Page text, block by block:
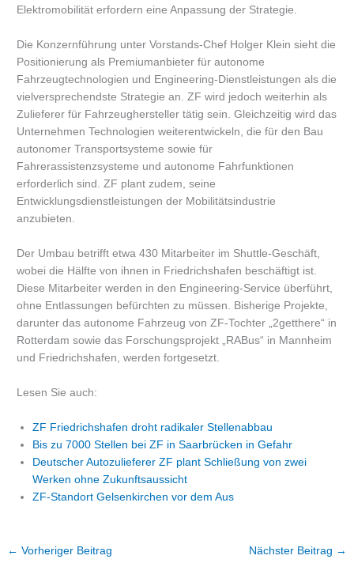
Elektromobilität erfordern eine Anpassung der Strategie.
Die Konzernführung unter Vorstands-Chef Holger Klein sieht die
Positionierung als Premiumanbieter für autonome
Fahrzeugtechnologien und Engineering-Dienstleistungen als die
vielversprechendste Strategie an. ZF wird jedoch weiterhin als
Zulieferer für Fahrzeughersteller tätig sein. Gleichzeitig wird das
Unternehmen Technologien weiterentwickeln, die für den Bau
autonomer Transportsysteme sowie für
Fahrerassistenzsysteme und autonome Fahrfunktionen
erforderlich sind. ZF plant zudem, seine
Entwicklungsdienstleistungen der Mobilitätsindustrie
anzubieten.
Der Umbau betrifft etwa 430 Mitarbeiter im Shuttle-Geschäft,
wobei die Hälfte von ihnen in Friedrichshafen beschäftigt ist.
Diese Mitarbeiter werden in den Engineering-Service überführt,
ohne Entlassungen befürchten zu müssen. Bisherige Projekte,
darunter das autonome Fahrzeug von ZF-Tochter „2getthere“ in
Rotterdam sowie das Forschungsprojekt „RABus“ in Mannheim
und Friedrichshafen, werden fortgesetzt.
Lesen Sie auch:
ZF Friedrichshafen droht radikaler Stellenabbau
Bis zu 7000 Stellen bei ZF in Saarbrücken in Gefahr
Deutscher Autozulieferer ZF plant Schließung von zwei
Werken ohne Zukunftsaussicht
ZF-Standort Gelsenkirchen vor dem Aus
← Vorheriger Beitrag Nächster Beitrag →